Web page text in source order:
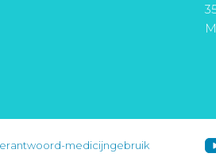
medicijngebruik